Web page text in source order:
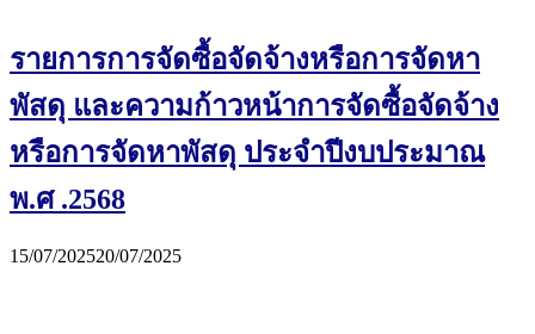
รายการการจัดซื้อจัดจ้างหรือการจัดหา
พัสดุ และความก้าวหน้าการจัดซื้อจัดจ้าง
หรือการจัดหาพัสดุ ประจำปีงบประมาณ
พ.ศ .2568
15/07/202520/07/2025